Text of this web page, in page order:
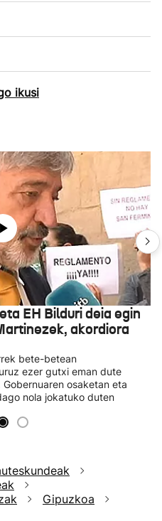
ikusi
EH Bilduri deia egin
akordiora
bete-betean
ezer gutxi eman dute
osaketan eta
nola jokatuko duten
Gipuzkoa